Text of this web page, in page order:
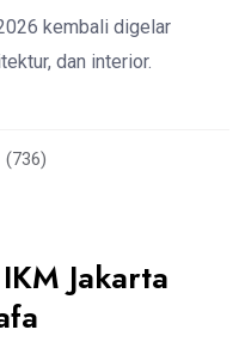
kembali digelar
dan interior.
(736)
Jakarta